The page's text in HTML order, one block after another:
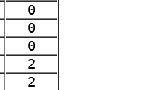
0
0
0
2
2